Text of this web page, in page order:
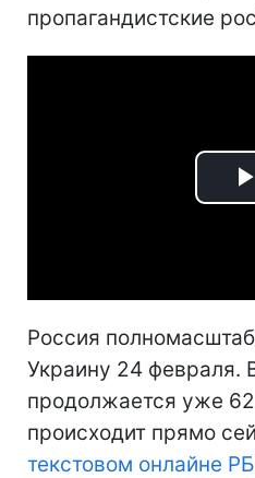
пропагандистские
Россия
Украину 24 февраля.
продолжается уже
происходит прямо
текстовом онлайне